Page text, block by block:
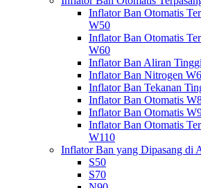
Inflator Ban Otomatis
W50
Inflator Ban Otomatis
W60
Inflator Ban Aliran
Inflator Ban Nitrogen
Inflator Ban Tekanan
Inflator Ban Otomatis
Inflator Ban Otomatis
Inflator Ban Otomatis
W110
Inflator Ban yang Dipasang di
S50
S70